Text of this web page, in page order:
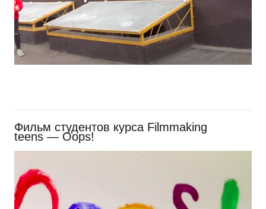
Фильм студентов курса Filmmaking
teens — Oops!